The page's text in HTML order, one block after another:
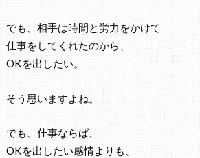
でも、相手は時間と労力をかけて
仕事をしてくれたのから、
OKを出したい。
そう思いますよね。
でも、仕事ならば、
OKを出したい感情よりも、